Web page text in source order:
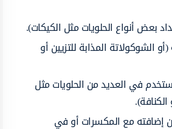
بعض أنواع الحلويات مثل الكيكات).
(أو الشوكولاتة المذابة للتزيين أو
في العديد من الحلويات مثل
إضافته مع المكسرات أو في